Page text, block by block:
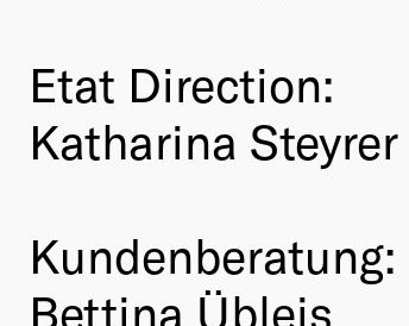
Etat Direction:
Katharina Steyrer
Kundenberatung:
Bettina Übleis